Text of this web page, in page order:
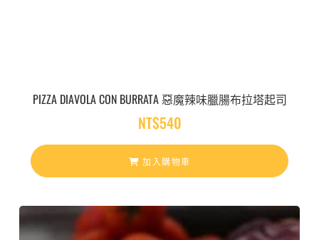
PIZZA DIAVOLA CON BURRATA 惡魔辣味臘腸布拉塔起司
NT$540
加入購物車